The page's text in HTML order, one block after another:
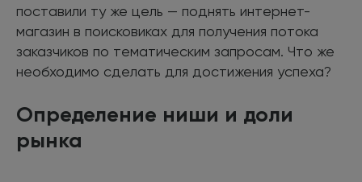
поставили ту же цель — поднять интернет-
магазин в поисковиках для получения потока
заказчиков по тематическим запросам. Что же
необходимо сделать для достижения успеха?
Определение ниши и доли
рынка